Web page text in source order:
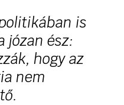
is
józan ész:
hogy az
nem